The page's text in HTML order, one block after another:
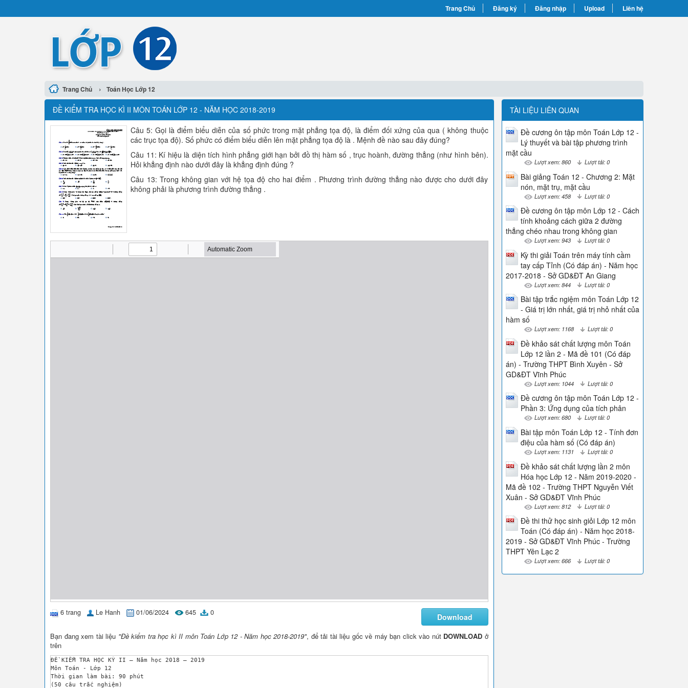
Trang Chủ Đăng ký Đăng nhập Upload Liên hệ
Trang Chủ › Toán Học Lớp 12
ĐỀ KIỂM TRA HỌC KÌ II MÔN TOÁN LỚP 12 - NĂM HỌC 2018-2019
Câu 5: Gọi là điểm biểu diễn của số phức trong mặt phẳng tọa độ, là điểm đối xứng của qua ( không thuộc
các trục tọa độ). Số phức có điểm biểu diễn lên mặt phẳng tọa độ là . Mệnh đề nào sau đây đúng?
Câu 11: Kí hiệu là diện tích hình phẳng giới hạn bởi đồ thị hàm số , trục hoành, đường thẳng (như hình bên).
Hỏi khẳng định nào dưới đây là khẳng định đúng ?
Câu 13: Trong không gian với hệ tọa độ cho hai điểm . Phương trình đường thẳng nào được cho dưới đây
không phải là phương trình đường thẳng .
6 trang Le Hanh 01/06/2024 645 0 Download
Bạn đang xem tài liệu "Đề kiểm tra học kì II môn Toán Lớp 12 - Năm học 2018-2019", để tải tài liệu gốc về máy bạn click vào nút DOWNLOAD ở
trên
ĐỀ KIỂM TRA HỌC KỲ II – Năm học 2018 – 2019
Môn Toán - Lớp 12
Thời gian làm bài: 90 phút
(50 câu trắc nghiệm)
TÀI LIỆU LIÊN QUAN
Đề cương ôn tập môn Toán Lớp 12 -
Lý thuyết và bài tập phương trình
mặt cầu
Lượt xem: 860 Lượt tải: 0
Bài giảng Toán 12 - Chương 2: Mặt
nón, mặt trụ, mặt cầu
Lượt xem: 458 Lượt tải: 0
Đề cương ôn tập môn Lớp 12 - Cách
tính khoảng cách giữa 2 đường
thẳng chéo nhau trong không gian
Lượt xem: 943 Lượt tải: 0
Kỳ thi giải Toán trên máy tính cầm
tay cấp Tỉnh (Có đáp án) - Năm học
2017-2018 - Sở GD&ĐT An Giang
Lượt xem: 844 Lượt tải: 0
Bài tập trắc ngiệm môn Toán Lớp 12
- Giá trị lớn nhất, giá trị nhỏ nhất của
hàm số
Lượt xem: 1168 Lượt tải: 0
Đề khảo sát chất lượng môn Toán
Lớp 12 lần 2 - Mã đề 101 (Có đáp
án) - Trường THPT Bình Xuyên - Sở
GD&ĐT Vĩnh Phúc
Lượt xem: 1044 Lượt tải: 0
Đề cương ôn tập môn Toán Lớp 12 -
Phần 3: Ứng dụng của tích phân
Lượt xem: 680 Lượt tải: 0
Bài tập môn Toán Lớp 12 - Tính đơn
điệu của hàm số (Có đáp án)
Lượt xem: 1131 Lượt tải: 0
Đề khảo sát chất lượng lần 2 môn
Hóa học Lớp 12 - Năm 2019-2020 -
Mã đề 102 - Trường THPT Nguyễn Viết
Xuân - Sở GD&ĐT Vĩnh Phúc
Lượt xem: 812 Lượt tải: 0
Đề thi thử học sinh giỏi Lớp 12 môn
Toán (Có đáp án) - Năm học 2018-
2019 - Sở GD&ĐT Vĩnh Phúc - Trường
THPT Yên Lạc 2
Lượt xem: 666 Lượt tải: 0